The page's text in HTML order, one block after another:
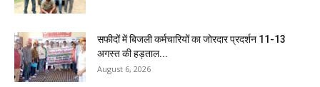
सफीदों में बिजली कर्मचारियों का जोरदार प्रदर्शन 11-13
अगस्त की हड़ताल...
August 6, 2026